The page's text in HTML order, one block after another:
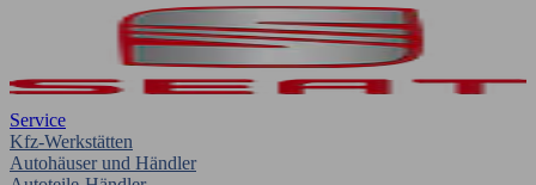
Service
Kfz-Werkstätten
Autohäuser und Händler